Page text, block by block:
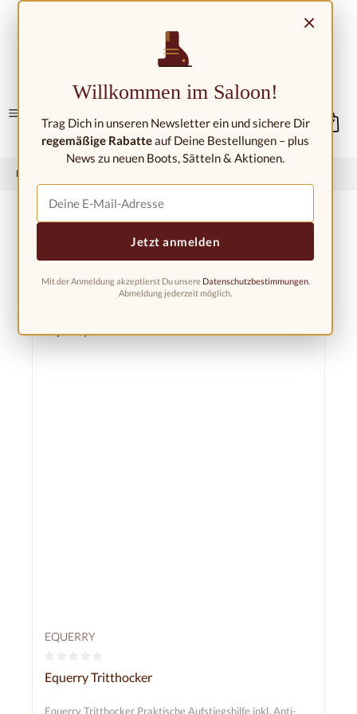
Home
Produkte filtern
EQUERRY
Durchschnittliche Bewertung von 0 von 5 Sternen
Equerry Tritthocker
Equerry Tritthocker Praktische Aufstiegshilfe inkl. Anti-
×
Willkommen im Saloon!
Trag Dich in unseren Newsletter ein und sichere Dir
regemäßige Rabatteauf Deine Bestellungen – plus
News zu neuen Boots, Sätteln & Aktionen.
Jetzt anmelden
Mit der Anmeldung akzeptierst Du unsere Datenschutzbestimmungen.
Abmeldung jederzeit möglich.